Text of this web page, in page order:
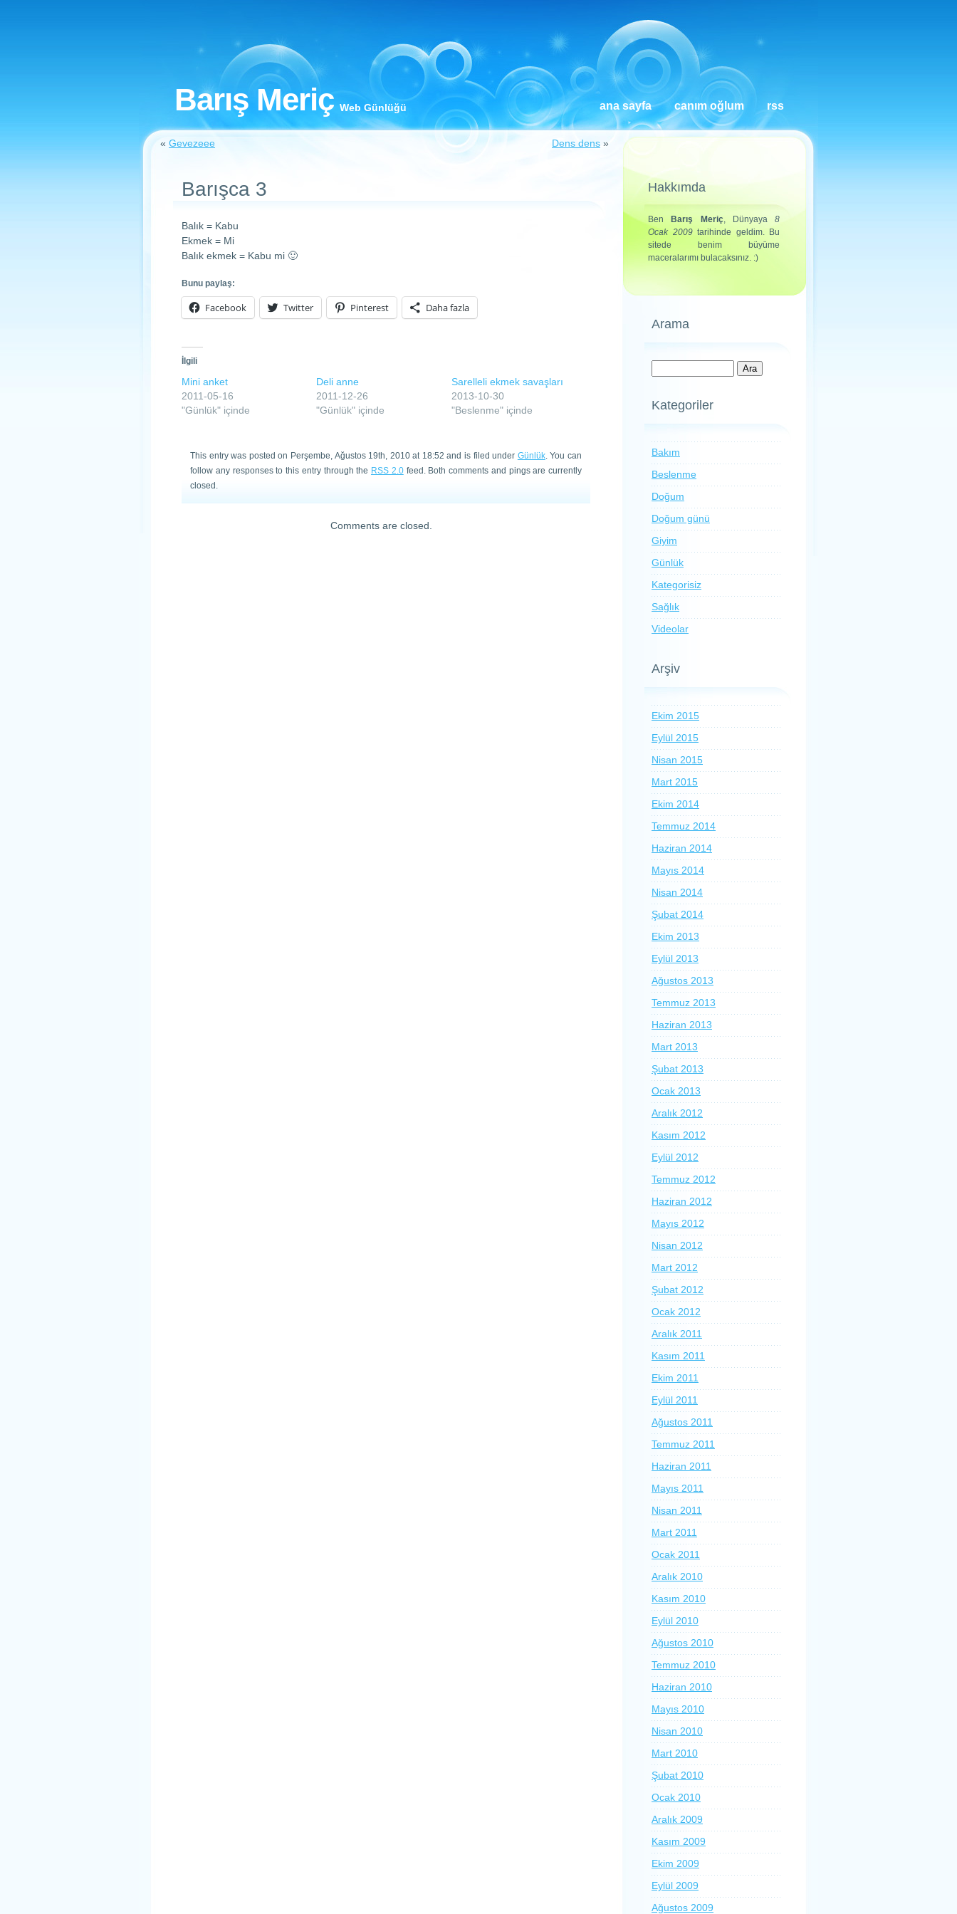
Barış Meriç Web Günlüğü ana sayfa canım oğlum rss
« Gevezeee Dens dens »
Barışca 3
Balık = Kabu
Ekmek = Mi
Balık ekmek = Kabu mi 🙂
Bunu paylaş:
Facebook Twitter Pinterest Daha fazla
İlgili
Mini anket
2011-05-16
"Günlük" içinde
Deli anne
2011-12-26
"Günlük" içinde
Sarelleli ekmek savaşları
2013-10-30
"Beslenme" içinde
This entry was posted on Perşembe, Ağustos 19th, 2010 at 18:52 and is filed under Günlük. You can
follow any responses to this entry through the RSS 2.0feed. Both comments and pings are currently
closed.
Comments are closed.
Hakkımda
Ben Barış Meriç, Dünyaya 8
Ocak 2009tarihinde geldim. Bu
sitede benim büyüme
maceralarımı bulacaksınız. :)
Arama
Kategoriler
Bakım
Beslenme
Doğum
Doğum günü
Giyim
Günlük
Kategorisiz
Sağlık
Videolar
Arşiv
Ekim 2015
Eylül 2015
Nisan 2015
Mart 2015
Ekim 2014
Temmuz 2014
Haziran 2014
Mayıs 2014
Nisan 2014
Şubat 2014
Ekim 2013
Eylül 2013
Ağustos 2013
Temmuz 2013
Haziran 2013
Mart 2013
Şubat 2013
Ocak 2013
Aralık 2012
Kasım 2012
Eylül 2012
Temmuz 2012
Haziran 2012
Mayıs 2012
Nisan 2012
Mart 2012
Şubat 2012
Ocak 2012
Aralık 2011
Kasım 2011
Ekim 2011
Eylül 2011
Ağustos 2011
Temmuz 2011
Haziran 2011
Mayıs 2011
Nisan 2011
Mart 2011
Ocak 2011
Aralık 2010
Kasım 2010
Eylül 2010
Ağustos 2010
Temmuz 2010
Haziran 2010
Mayıs 2010
Nisan 2010
Mart 2010
Şubat 2010
Ocak 2010
Aralık 2009
Kasım 2009
Ekim 2009
Eylül 2009
Ağustos 2009